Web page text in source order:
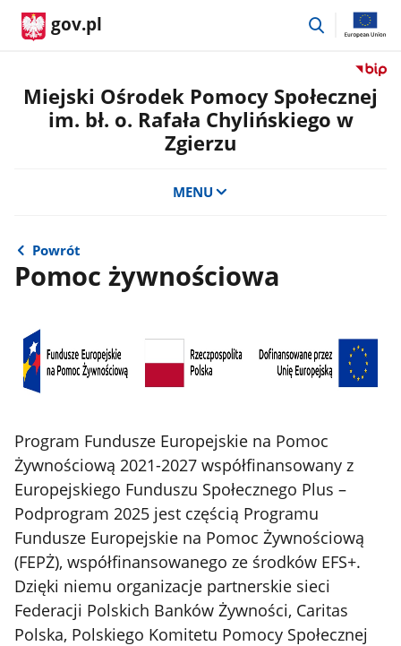
gov.pl
przejdź
Przejdź
do
w
Zgierzu
Miejski Ośrodek Pomocy Społecznej
im. bł. o. Rafała Chylińskiego w
Zgierzu
MENU
Powrót
Pomoc żywnościowa
Program Fundusze Europejskie na Pomoc
Żywnościową 2021-2027 współfinansowany z
Europejskiego Funduszu Społecznego Plus –
Podprogram 2025 jest częścią Programu
Fundusze Europejskie na Pomoc Żywnościową
(FEPŻ), współfinansowanego ze środków EFS+.
Dzięki niemu organizacje partnerskie sieci
Federacji Polskich Banków Żywności, Caritas
Polska, Polskiego Komitetu Pomocy Społecznej